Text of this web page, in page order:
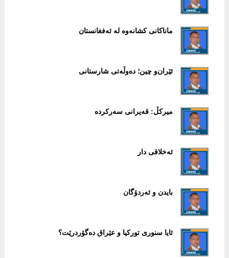
ماناکانی کشانەوە لە ئەفغانستان
ئێران‌و چین؛ دەوڵەتی شارستانی
میرکڵ: قەیرانی سەرکردە
ئەخلاقی دار
بایدن و ئەردۆگان
ئایا سنوری تورکیا و عێراق دەگۆردرێت؟